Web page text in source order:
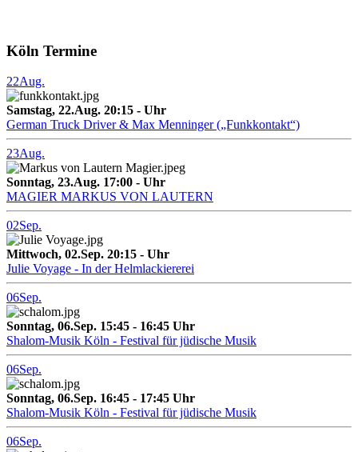
Köln Termine
22Aug.
Samstag, 22.Aug. 20:15 - Uhr
German Truck Driver & Max Menninger („Funkkontakt“)
23Aug.
Sonntag, 23.Aug. 17:00 - Uhr
MAGIER MARKUS VON LAUTERN
02Sep.
Mittwoch, 02.Sep. 20:15 - Uhr
Julie Voyage - In der Helmlackiererei
06Sep.
Sonntag, 06.Sep. 15:45 - 16:45 Uhr
Shalom-Musik Köln - Festival für jüdische Musik
06Sep.
Sonntag, 06.Sep. 16:45 - 17:45 Uhr
Shalom-Musik Köln - Festival für jüdische Musik
06Sep.